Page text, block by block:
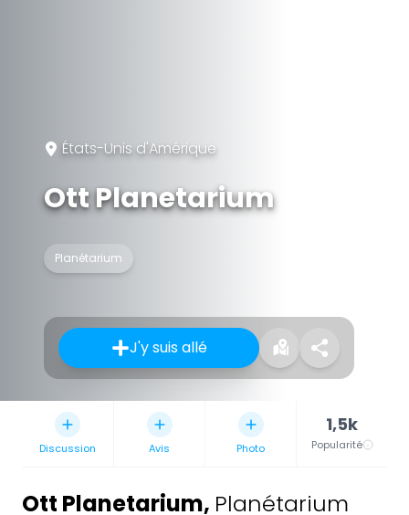
États-Unis d'Amérique
Ott Planetarium
Planétarium
J'y suis allé
Discussion Avis Photo
1,5k
Popularité
Ott Planetarium, Planétarium